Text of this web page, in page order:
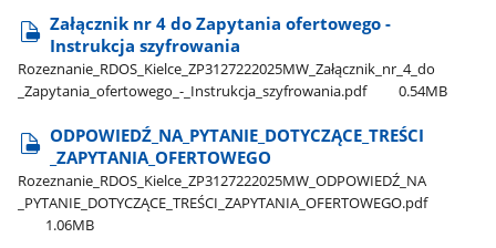
Załącznik nr 4 do Zapytania ofertowego -
Instrukcja szyfrowania
Rozeznanie​_RDOS​_Kielce​_ZP3127222025MW​_Załącznik​_nr​_4​_do​
_Zapytania​_ofertowego​_-​_Instrukcja​_szyfrowania.pdf
0.54MB
ODPOWIEDŹ​_NA​_PYTANIE​_DOTYCZĄCE​_TREŚCI​
_ZAPYTANIA​_OFERTOWEGO
Rozeznanie​_RDOS​_Kielce​_ZP3127222025MW​_ODPOWIEDŹ​_NA​
_PYTANIE​_DOTYCZĄCE​_TREŚCI​_ZAPYTANIA​_OFERTOWEGO.pdf
1.06MB